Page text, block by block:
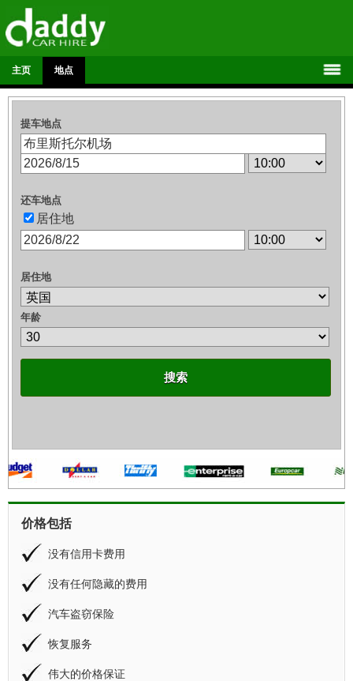
主页 地点
提车地点
还车地点
居住地
居住地
年龄
搜索
价格包括
没有信用卡费用
没有任何隐藏的费用
汽车盗窃保险
恢复服务
伟大的价格保证